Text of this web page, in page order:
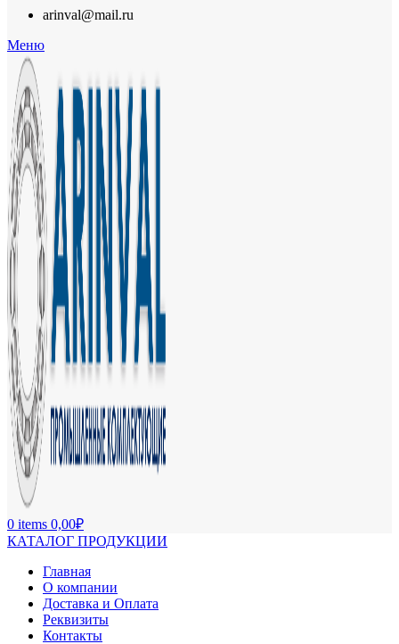
arinval@mail.ru
Меню
0 items 0,00₽
КАТАЛОГ ПРОДУКЦИИ
Главная
О компании
Доставка и Оплата
Реквизиты
Контакты